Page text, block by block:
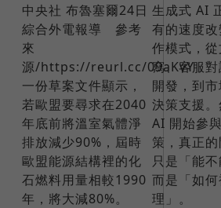
中央社 布魯塞爾24日
綜合外電報導 參考
來
源/https://reurl.cc/09aKvY
一份草案文件顯示，
若歐盟要尋求在2040
年底前將溫室氣體淨
排放減少90%，屆時
歐盟能源結構裡的化
石燃料用量相較1990
年，將大減80%。
生成式 AI
有的速度
作模式，
寫、客服
開發，到
決策支援
AI 開始參
策，真正
只是「能不
而是「如
理」。